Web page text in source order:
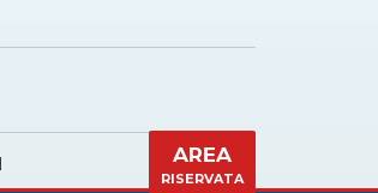
AREA
RISERVATA